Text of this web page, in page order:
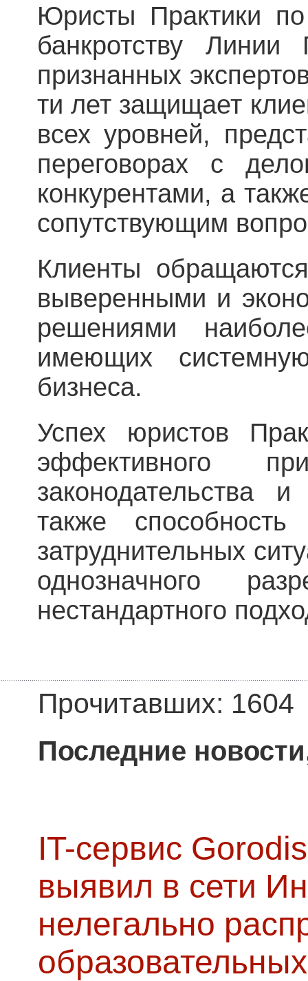
Юристы Практики
банкротству
признанных
ти лет защищает
всех уровней,
переговорах с
конкурентами, а
сопутствующим
Клиенты
выверенными и
решениями
имеющих
бизнеса.
Успех юристов
эффективного
законодательства
также
затруднительных
однозначного
нестандартного
Прочитавших: 1604
Последние
IT-сервис
выявил в сети
нелегально